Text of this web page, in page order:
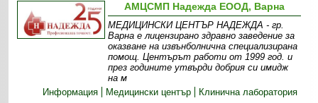
АМЦСМП Надежда ЕООД, Варна
МEДИЦИНСКИ ЦЕНТЪР НАДЕЖДА - гр.
Варна е лицензирано здравно заведение за
оказване на извънболнична специализирана
помощ. Центърът работи от 1999 год. и
през годините утвърди добрия си имидж
на м
Информация
Медицински център Клинична лаборатория